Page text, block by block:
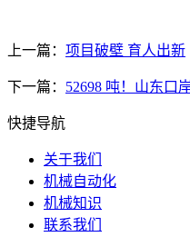
上一篇： 项目破壁 育人出新
下一篇： 52698 吨！山东口
快捷导航
关于我们
机械自动化
机械知识
联系我们